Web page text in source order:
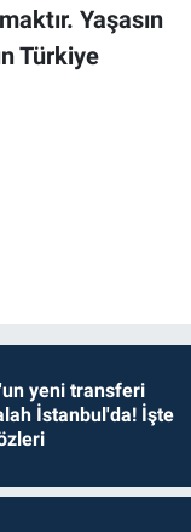
Yaşasın
Türkiye
yeni transferi
İstanbul'da! İşte